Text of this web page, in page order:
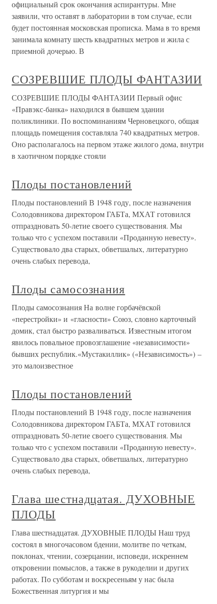
официальный срок окончания аспирантуры. Мне
заявили, что оставят в лаборатории в том случае, если
будет постоянная московская прописка. Мама в то время
занимала комнату шесть квадратных метров и жила с
приемной дочерью. В
СОЗРЕВШИЕ ПЛОДЫ ФАНТАЗИИ
СОЗРЕВШИЕ ПЛОДЫ ФАНТАЗИИ Первый офис
«Правэкс-банка» находился в бывшем здании
поликлиники. По воспоминаниям Черновецкого, общая
площадь помещения составляла 740 квадратных метров.
Оно располагалось на первом этаже жилого дома, внутри
в хаотичном порядке стояли
Плоды постановлений
Плоды постановлений В 1948 году, после назначения
Солодовникова директором ГАБТа, МХАТ готовился
отпраздновать 50-летие своего существования. Мы
только что с успехом поставили «Проданную невесту».
Существовало два старых, обветшалых, литературно
очень слабых перевода,
Плоды самосознания
Плоды самосознания На волне горбачёвской
«перестройки» и «гласности» Союз, словно карточный
домик, стал быстро разваливаться. Известным итогом
явилось повальное провозглашение «независимости»
бывших республик.«Мустакиллик» («Независимость») –
это малоизвестное
Плоды постановлений
Плоды постановлений В 1948 году, после назначения
Солодовникова директором ГАБТа, МХАТ готовился
отпраздновать 50-летие своего существования. Мы
только что с успехом поставили «Проданную невесту».
Существовало два старых, обветшалых, литературно
очень слабых перевода,
Глава шестнадцатая. ДУХОВНЫЕ
ПЛОДЫ
Глава шестнадцатая. ДУХОВНЫЕ ПЛОДЫ Наш труд
состоял в многочасовом бдении, молитве по четкам,
поклонах, чтении, созерцании, исповеди, искреннем
откровении помыслов, а также в рукоделии и других
работах. По субботам и воскресеньям у нас была
Божественная литургия и мы